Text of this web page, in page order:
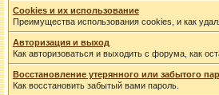
Cookies и их использование
Преимущества использования cookies, и как
Авторизация и выход
Как авторизоваться и выходить с форума, как
Восстановление утерянного или забытого
Как восстановить забытый вами пароль.